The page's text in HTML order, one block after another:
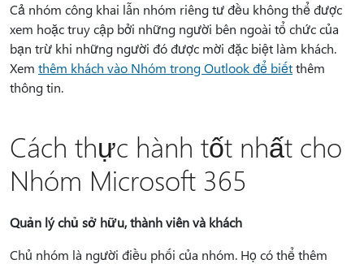
Cả nhóm công khai lẫn nhóm riêng tư đều không thể được
xem hoặc truy cập bởi những người bên ngoài tổ chức của
bạn trừ khi những người đó được mời đặc biệt làm khách.
Xem thêm khách vào Nhóm trong Outlook để biếtthêm
thông tin.
Cách thực hành tốt nhất cho
Nhóm Microsoft 365
Quản lý chủ sở hữu, thành viên và khách
Chủ nhóm là người điều phối của nhóm. Họ có thể thêm